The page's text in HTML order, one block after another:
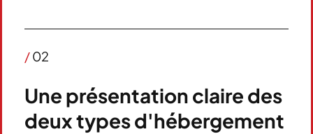
/02
Une présentation claire des
deux types d'hébergement